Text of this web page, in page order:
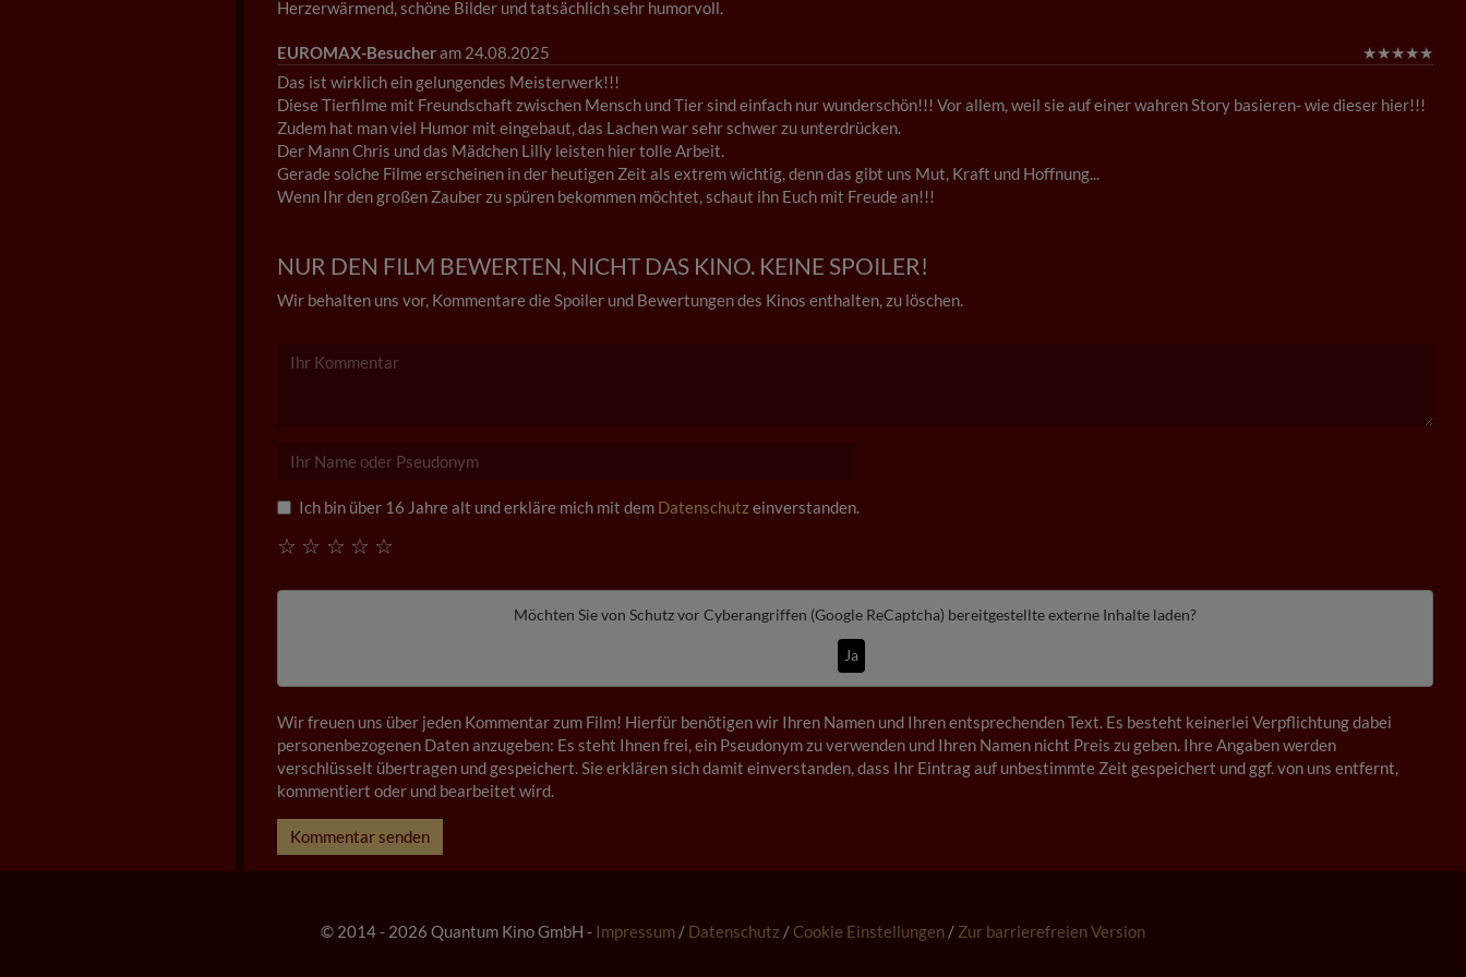
Herzerwärmend, schöne Bilder und tatsächlich sehr humorvoll.
EUROMAX-Besucheram 24.08.2025 ★★★★★
Das ist wirklich ein gelungendes Meisterwerk!!!
Diese Tierfilme mit Freundschaft zwischen Mensch und Tier sind einfach nur wunderschön!!! Vor allem, weil sie auf einer wahren Story basieren- wie dieser hier!!!
Zudem hat man viel Humor mit eingebaut, das Lachen war sehr schwer zu unterdrücken.
Der Mann Chris und das Mädchen Lilly leisten hier tolle Arbeit.
Gerade solche Filme erscheinen in der heutigen Zeit als extrem wichtig, denn das gibt uns Mut, Kraft und Hoffnung...
Wenn Ihr den großen Zauber zu spüren bekommen möchtet, schaut ihn Euch mit Freude an!!!
NUR DEN FILM BEWERTEN, NICHT DAS KINO. KEINE SPOILER!
Wir behalten uns vor, Kommentare die Spoiler und Bewertungen des Kinos enthalten, zu löschen.
Ich bin über 16 Jahre alt und erkläre mich mit dem Datenschutzeinverstanden.
☆
☆
☆
☆
☆
Möchten Sie von Schutz vor Cyberangriffen (Google ReCaptcha) bereitgestellte externe Inhalte laden?
Ja
Wir freuen uns über jeden Kommentar zum Film! Hierfür benötigen wir Ihren Namen und Ihren entsprechenden Text. Es besteht keinerlei Verpflichtung dabei
personenbezogenen Daten anzugeben: Es steht Ihnen frei, ein Pseudonym zu verwenden und Ihren Namen nicht Preis zu geben. Ihre Angaben werden
verschlüsselt übertragen und gespeichert. Sie erklären sich damit einverstanden, dass Ihr Eintrag auf unbestimmte Zeit gespeichert und ggf. von uns entfernt,
kommentiert oder und bearbeitet wird.
Kommentar senden
© 2014 - 2026 Quantum Kino GmbH - Impressum / Datenschutz / Cookie Einstellungen / Zur barrierefreien Version